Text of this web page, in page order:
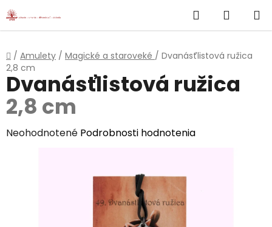
Prejsť
na
Hľadať
KOŠÍK
Domov
/ Amulety / Magické a staroveké / Dvanásťlistová ružica
2,8 cm
Dvanásťlistová ružica
2,8 cm
Priemerné
Neohodnotené Podrobnosti hodnotenia